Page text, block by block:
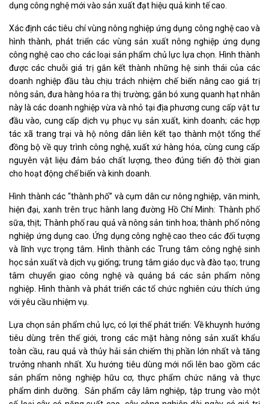
dụng công nghệ mới vào sản xuất đạt hiệu quả kinh tế cao.
Xác định các tiêu chí vùng nông nghiệp ứng dụng công nghệ cao và
hình thành, phát triển các vùng sản xuất nông nghiệp ứng dụng
công nghệ cao cho các loại sản phẩm chủ lực lựa chọn. Hình thành
được các chuỗi giá trị gắn kết thành những hệ sinh thái của các
doanh nghiệp đầu tàu chịu trách nhiệm chế biến nâng cao giá trị
nông sản, đưa hàng hóa ra thị trường; gắn bó xung quanh hạt nhân
này là các doanh nghiệp vừa và nhỏ tại địa phương cung cấp vật tư
đầu vào, cung cấp dịch vụ phục vụ sản xuất, kinh doanh; các hợp
tác xã trang trại và hộ nông dân liên kết tạo thành một tổng thể
đồng bộ về quy trình công nghệ, xuất xứ hàng hóa, cùng cung cấp
nguyên vật liệu đảm bảo chất lượng, theo đúng tiến độ thời gian
cho hoạt động chế biến và kinh doanh.
Hình thành các “thành phố” và cụm dân cư nông nghiệp, văn minh,
hiện đại, xanh trên trục hành lang đường Hồ Chí Minh: Thành phố
sữa, thịt; Thành phố rau quả và nông sản tinh hoa; thành phố nông
nghiệp ứng dụng cao. Ứng dụng công nghệ cao theo các đối tượng
và lĩnh vực trọng tâm. Hình thành các Trung tâm công nghệ sinh
học sản xuất và dịch vụ giống; trung tâm giáo dục và đào tạo; trung
tâm chuyển giao công nghệ và quảng bá các sản phẩm nông
nghiệp. Hình thành và phát triển các tổ chức nghiên cứu thích ứng
với yêu cầu nhiệm vụ.
Lựa chọn sản phẩm chủ lực, có lợi thế phát triển: Về khuynh hướng
tiêu dùng trên thế giới, trong các mặt hàng nông sản xuất khẩu
toàn cầu, rau quả và thủy hải sản chiếm thị phần lớn nhất và tăng
trưởng nhanh nhất. Xu hướng tiêu dùng mới nổi lên bao gồm các
sản phẩm nông nghiệp hữu cơ, thực phẩm chức năng và thực
phẩm dinh dưỡng. Sản phẩm cây lâm nghiệp, tập trung vào một